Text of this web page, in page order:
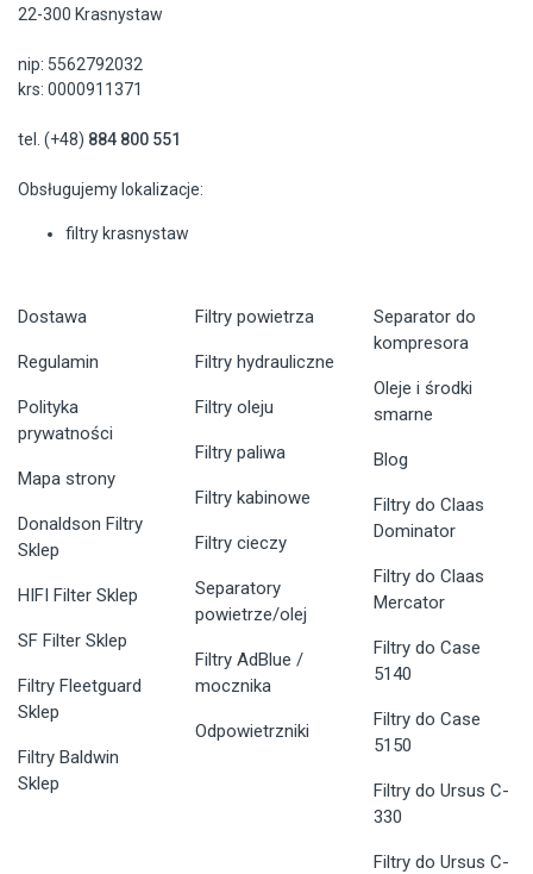
22-300 Krasnystaw
nip: 5562792032
krs: 0000911371
tel. (+48) 884 800 551
Obsługujemy lokalizacje:
filtry krasnystaw
Dostawa
Regulamin
Polityka
prywatności
Mapa strony
Donaldson Filtry
Sklep
HIFI Filter Sklep
SF Filter Sklep
Filtry Fleetguard
Sklep
Filtry Baldwin
Sklep
Filtry powietrza
Filtry hydrauliczne
Filtry oleju
Filtry paliwa
Filtry kabinowe
Filtry cieczy
Separatory
powietrze/olej
Filtry AdBlue /
mocznika
Odpowietrzniki
Separator do
kompresora
Oleje i środki
smarne
Blog
Filtry do Claas
Dominator
Filtry do Claas
Mercator
Filtry do Case
5140
Filtry do Case
5150
Filtry do Ursus C-
330
Filtry do Ursus C-